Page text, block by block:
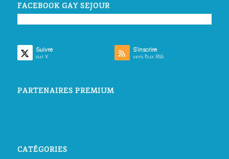
FACEBOOK GAY SEJOUR
Suivre
sur X
S’inscrire
vers flux RSS
PARTENAIRES PREMIUM
CATÉGORIES